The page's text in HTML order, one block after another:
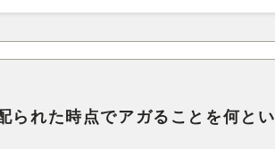
られた時点でアガることを何とい